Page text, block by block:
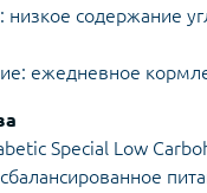
низкое содержание
ежедневное
Special Low